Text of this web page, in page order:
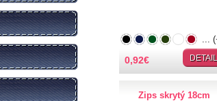
0,92€ DETAIL
...
Zips skrytý 18cm